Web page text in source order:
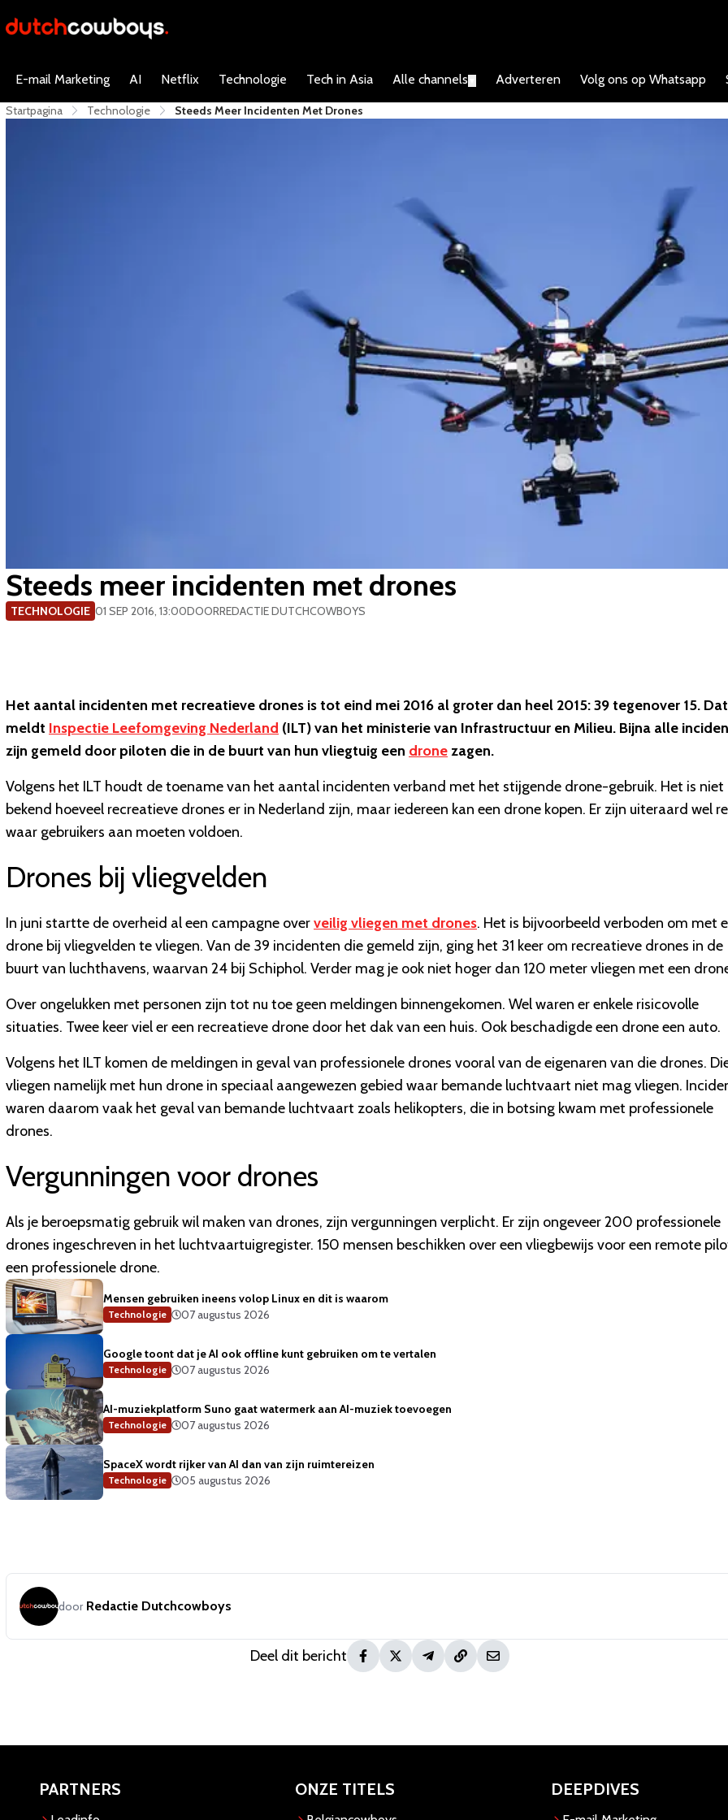
E-mail Marketing AI Netflix Technologie Tech in Asia Alle channels Adverteren Volg ons op Whatsapp
Startpagina Technologie Steeds Meer Incidenten Met Drones
Steeds meer incidenten met drones
TECHNOLOGIE 01 SEP 2016, 13:00DOORREDACTIE DUTCHCOWBOYS
Het aantal incidenten met recreatieve drones is tot eind mei 2016 al groter dan heel 2015: 39 tegenover 15. Dat
meldt Inspectie Leefomgeving Nederland (ILT) van het ministerie van Infrastructuur en Milieu. Bijna alle
zijn gemeld door piloten die in de buurt van hun vliegtuig een dronezagen.
Volgens het ILT houdt de toename van het aantal incidenten verband met het stijgende drone-gebruik. Het is niet
bekend hoeveel recreatieve drones er in Nederland zijn, maar iedereen kan een drone kopen. Er zijn uiteraard wel
waar gebruikers aan moeten voldoen.
Drones bij vliegvelden
In juni startte de overheid al een campagne overveilig vliegen met drones. Het is bijvoorbeeld verboden om met
drone bij vliegvelden te vliegen. Van de 39 incidenten die gemeld zijn, ging het 31 keer om recreatieve drones in de
buurt van luchthavens, waarvan 24 bij Schiphol. Verder mag je ook niet hoger dan 120 meter vliegen met een
Over ongelukken met personen zijn tot nu toe geen meldingen binnengekomen. Wel waren er enkele risicovolle
situaties. Twee keer viel er een recreatieve drone door het dak van een huis. Ook beschadigde een drone een auto.
Volgens het ILT komen de meldingen in geval van professionele drones vooral van de eigenaren van die drones.
vliegen namelijk met hun drone in speciaal aangewezen gebied waar bemande luchtvaart niet mag vliegen.
waren daarom vaak het geval van bemande luchtvaart zoals helikopters, die in botsing kwam met professionele
drones.
Vergunningen voor drones
Als je beroepsmatig gebruik wil maken van drones, zijn vergunningen verplicht. Er zijn ongeveer 200 professionele
drones ingeschreven in het luchtvaartuigregister. 150 mensen beschikken over een vliegbewijs voor een remote
een professionele drone.
Mensen gebruiken ineens volop Linux en dit is waarom
Technologie 07 augustus 2026
Google toont dat je AI ook offline kunt gebruiken om te vertalen
Technologie 07 augustus 2026
AI-muziekplatform Suno gaat watermerk aan AI-muziek toevoegen
Technologie 07 augustus 2026
SpaceX wordt rijker van AI dan van zijn ruimtereizen
Technologie 05 augustus 2026
door Redactie Dutchcowboys
Deel dit bericht
PARTNERS ONZE TITELS DEEPDIVES